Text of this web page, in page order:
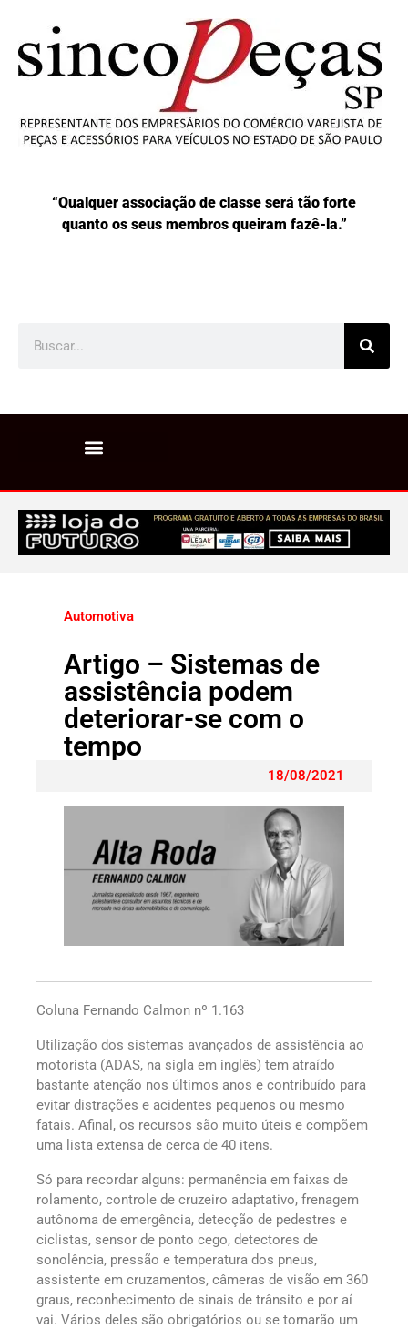
“Qualquer associação de classe será tão forte
quanto os seus membros queiram fazê-la.”
Automotiva
Artigo – Sistemas de
assistência podem
deteriorar-se com o
tempo
18/08/2021
Coluna Fernando Calmon nº 1.163
Utilização dos sistemas avançados de assistência ao
motorista (ADAS, na sigla em inglês) tem atraído
bastante atenção nos últimos anos e contribuído para
evitar distrações e acidentes pequenos ou mesmo
fatais. Afinal, os recursos são muito úteis e compõem
uma lista extensa de cerca de 40 itens.
Só para recordar alguns: permanência em faixas de
rolamento, controle de cruzeiro adaptativo, frenagem
autônoma de emergência, detecção de pedestres e
ciclistas, sensor de ponto cego, detectores de
sonolência, pressão e temperatura dos pneus,
assistente em cruzamentos, câmeras de visão em 360
graus, reconhecimento de sinais de trânsito e por aí
vai. Vários deles são obrigatórios ou se tornarão um